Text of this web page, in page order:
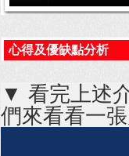
心得及優缺點分析
▼ 看完上述
們來看看一